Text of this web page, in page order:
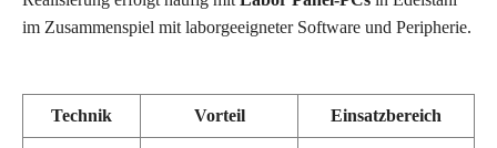
im Zusammenspiel mit laborgeeigneter Software und Peripherie.
Technik Vorteil Einsatzbereich